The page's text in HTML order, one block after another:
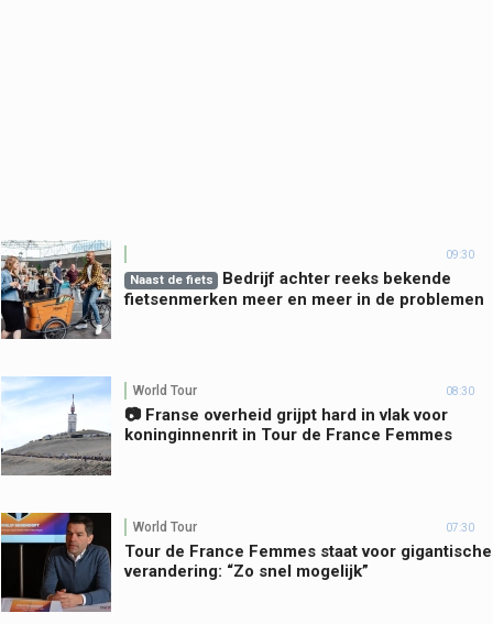
09:30
Naast de fiets
Bedrijf achter reeks bekende
fietsenmerken meer en meer in de problemen
World Tour 08:30
📷 Franse overheid grijpt hard in vlak voor
koninginnenrit in Tour de France Femmes
World Tour 07:30
Tour de France Femmes staat voor gigantische
verandering: “Zo snel mogelijk”